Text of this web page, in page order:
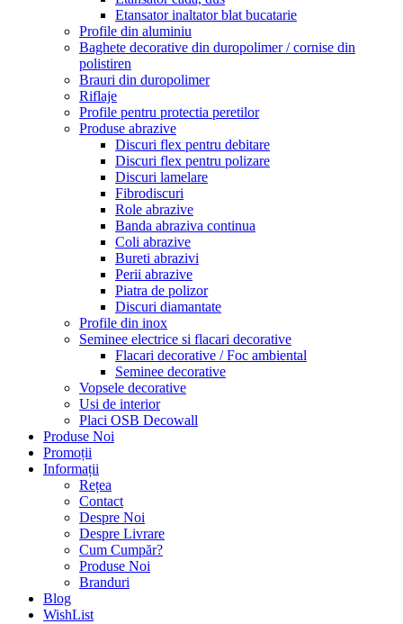
Etansator inaltator blat bucatarie
Profile din aluminiu
Baghete decorative din duropolimer / cornise din
polistiren
Brauri din duropolimer
Riflaje
Profile pentru protectia peretilor
Produse abrazive
Discuri flex pentru debitare
Discuri flex pentru polizare
Discuri lamelare
Fibrodiscuri
Role abrazive
Banda abraziva continua
Coli abrazive
Bureti abrazivi
Perii abrazive
Piatra de polizor
Discuri diamantate
Profile din inox
Seminee electrice si flacari decorative
Flacari decorative / Foc ambiental
Seminee decorative
Vopsele decorative
Usi de interior
Placi OSB Decowall
Produse Noi
Promoții
Informații
Rețea
Contact
Despre Noi
Despre Livrare
Cum Cumpăr?
Produse Noi
Branduri
Blog
WishList